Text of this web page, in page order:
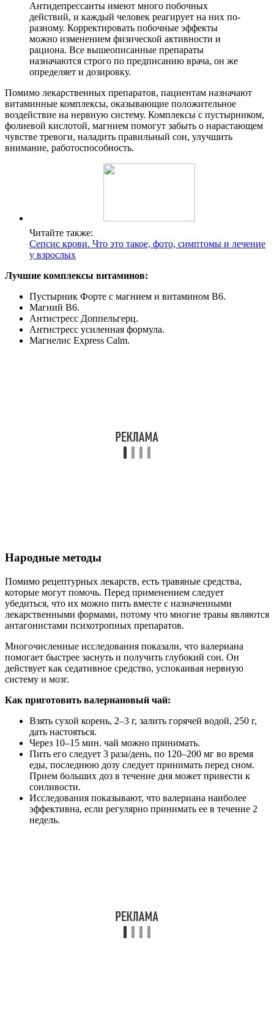
Антидепрессанты имеют много побочных
действий, и каждый человек реагирует на них по-
разному. Корректировать побочные эффекты
можно изменением физической активности и
рациона. Все вышеописанные препараты
назначаются строго по предписанию врача, он же
определяет и дозировку.
Помимо лекарственных препаратов, пациентам назначают
витаминные комплексы, оказывающие положительное
воздействие на нервную систему. Комплексы с пустырником,
фолиевой кислотой, магнием помогут забыть о нарастающем
чувстве тревоги, наладить правильный сон, улучшить
внимание, работоспособность.
Читайте также:
Сепсис крови. Что это такое, фото, симптомы и лечение
у взрослых
Лучшие комплексы витаминов:
Пустырник Форте с магнием и витамином В6.
Магний В6.
Антистресс Доппельгерц.
Антистресс усиленная формула.
Магнелис Express Calm.
Народные методы
Помимо рецептурных лекарств, есть травяные средства,
которые могут помочь. Перед применением следует
убедиться, что их можно пить вместе с назначенными
лекарственными формами, потому что многие травы являются
антагонистами психотропных препаратов.
Многочисленные исследования показали, что валериана
помогает быстрее заснуть и получить глубокий сон. Он
действует как седативное средство, успокаивая нервную
систему и мозг.
Как приготовить валериановый чай:
Взять сухой корень, 2–3 г, залить горячей водой, 250 г,
дать настояться.
Через 10–15 мин. чай можно принимать.
Пить его следует 3 раза/день, по 120–200 мг во время
еды, последнюю дозу следует принимать перед сном.
Прием больших доз в течение дня может привести к
сонливости.
Исследования показывают, что валериана наиболее
эффективна, если регулярно принимать ее в течение 2
недель.